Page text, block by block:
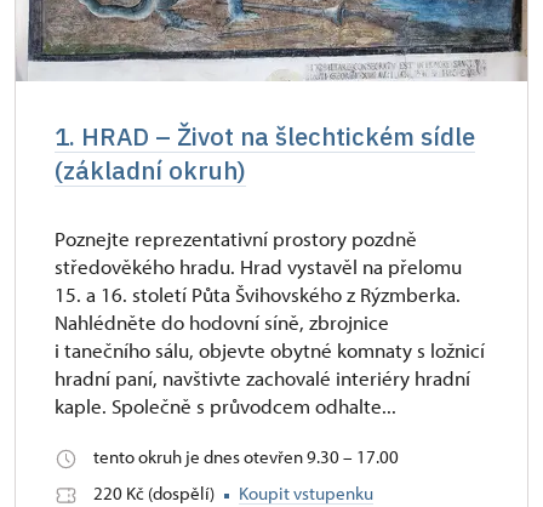
1. HRAD – Život na šlechtickém sídle
(základní okruh)
Poznejte reprezentativní prostory pozdně
středověkého hradu. Hrad vystavěl na přelomu
15. a 16. století Půta Švihovského z Rýzmberka.
Nahlédněte do hodovní síně, zbrojnice
i tanečního sálu, objevte obytné komnaty s ložnicí
hradní paní, navštivte zachovalé interiéry hradní
kaple. Společně s průvodcem odhalte...
tento okruh je dnes otevřen 9.30 – 17.00
220 Kč (dospělí)
Koupit vstupenku